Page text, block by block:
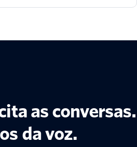
as conversas.
da voz.